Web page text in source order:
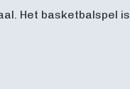
Het basketbalspel is